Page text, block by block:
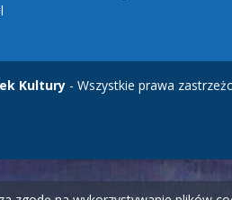
Kultury - Wszystkie prawa